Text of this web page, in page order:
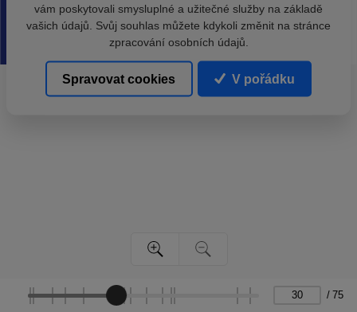
/ 75
vám poskytovali smysluplné a užitečné služby na základě
vašich údajů. Svůj souhlas můžete kdykoli změnit na stránce
zpracování osobních údajů.
Spravovat cookies V pořádku